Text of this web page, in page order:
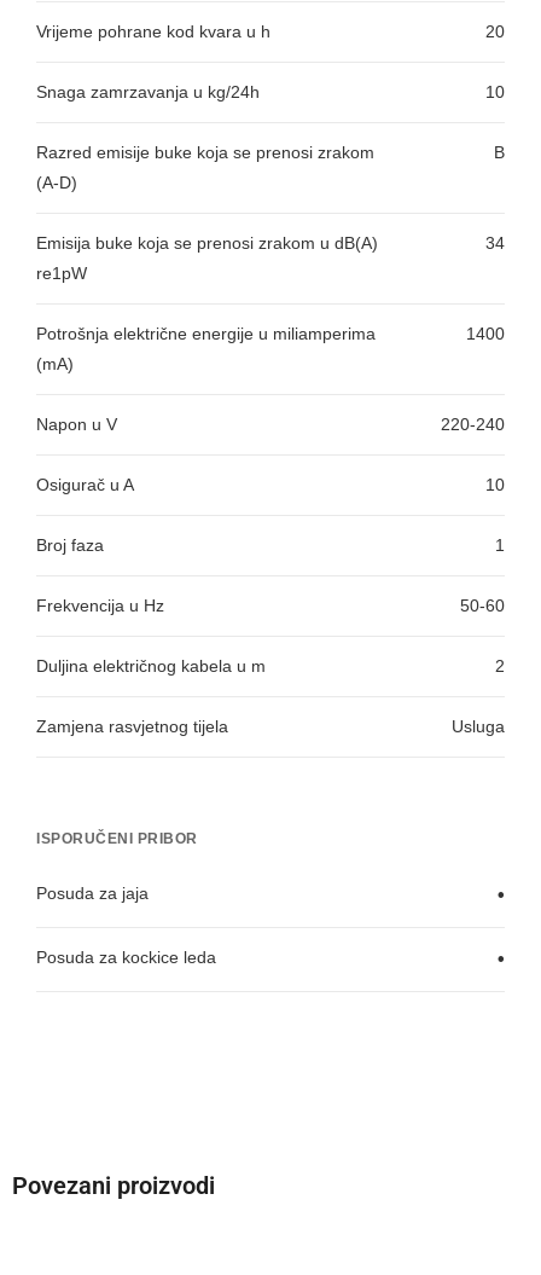
Vrijeme pohrane kod kvara u h 20
Snaga zamrzavanja u kg/24h 10
Razred emisije buke koja se prenosi zrakom
(A-D)
B
Emisija buke koja se prenosi zrakom u dB(A)
re1pW
34
Potrošnja električne energije u miliamperima
(mA)
1400
Napon u V 220-240
Osigurač u A 10
Broj faza 1
Frekvencija u Hz 50-60
Duljina električnog kabela u m 2
Zamjena rasvjetnog tijela Usluga
ISPORUČENI PRIBOR
Posuda za jaja •
Posuda za kockice leda •
Povezani proizvodi